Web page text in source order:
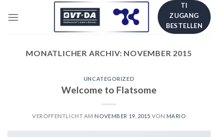
TI
ZUGANG
BESTELLEN
MONATLICHER ARCHIV: NOVEMBER 2015
UNCATEGORIZED
Welcome to Flatsome
VERÖFFENTLICHT AM NOVEMBER 19, 2015 VON MARIO